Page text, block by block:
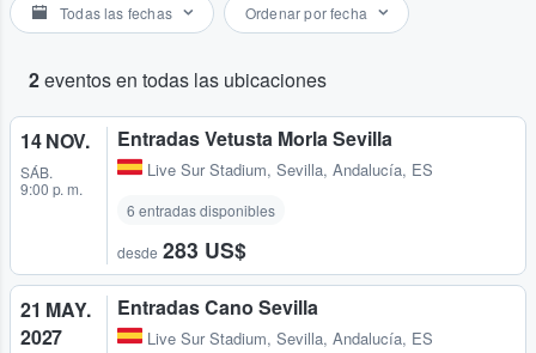
Todas las fechas Ordenar por fecha
2eventos en todas las ubicaciones
14 NOV.
SÁB.
9:00 p. m.
Entradas Vetusta Morla Sevilla
Live Sur Stadium, Sevilla, Andalucía, ES
6 entradas disponibles
desde 283 US$
21 MAY.
2027
Entradas Cano Sevilla
Live Sur Stadium, Sevilla, Andalucía, ES